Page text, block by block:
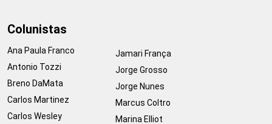
Colunistas
Ana Paula Franco
Antonio Tozzi
Breno DaMata
Carlos Martinez
Carlos Wesley
Jamari França
Jorge Grosso
Jorge Nunes
Marcus Coltro
Marina Elliot